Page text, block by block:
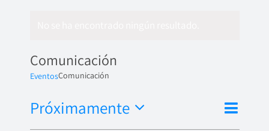
Comunicación
EventosComunicación
de
Lista
Próximamente